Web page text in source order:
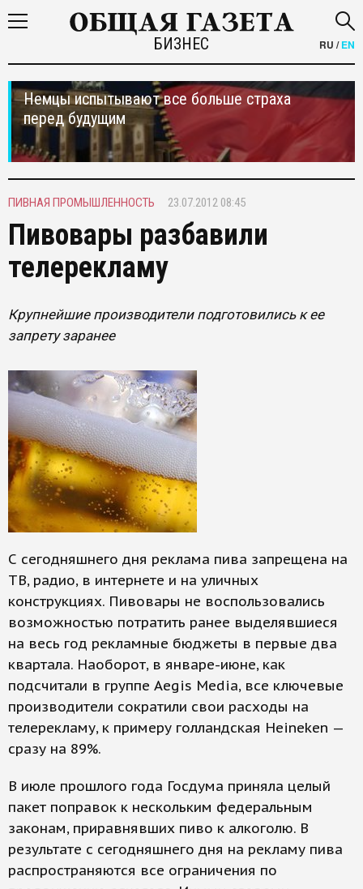
БИЗНЕС RU /EN
Немцы испытывают все больше страха
перед будущим
ПИВНАЯ ПРОМЫШЛЕННОСТЬ 23.07.2012 08:45
Пивовары разбавили
телерекламу
Крупнейшие производители подготовились к ее
запрету заранее
С сегодняшнего дня реклама пива запрещена на
ТВ, радио, в интернете и на уличных
конструкциях. Пивовары не воспользовались
возможностью потратить ранее выделявшиеся
на весь год рекламные бюджеты в первые два
квартала. Наоборот, в январе-июне, как
подсчитали в группе Aegis Media, все ключевые
производители сократили свои расходы на
телерекламу, к примеру голландская Heineken —
сразу на 89%.
В июле прошлого года Госдума приняла целый
пакет поправок к нескольким федеральным
законам, приравнявших пиво к алкоголю. В
результате с сегодняшнего дня на рекламу пива
распространяются все ограничения по